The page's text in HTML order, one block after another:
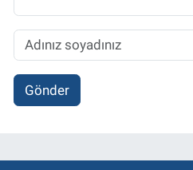
Gönder